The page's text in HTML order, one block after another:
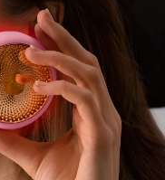
Mes appareils
Mes commandes
Mes adresses
abonnements
Español
Português
Русский
繁體中文